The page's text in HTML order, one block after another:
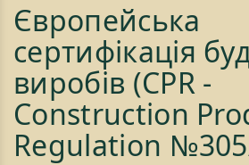
Європейська
сертифікація
виробів (CPR -
Construction
Regulation